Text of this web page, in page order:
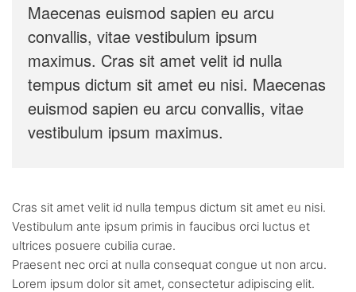
Maecenas euismod sapien eu arcu
convallis, vitae vestibulum ipsum
maximus. Cras sit amet velit id nulla
tempus dictum sit amet eu nisi. Maecenas
euismod sapien eu arcu convallis, vitae
vestibulum ipsum maximus.
Cras sit amet velit id nulla tempus dictum sit amet eu nisi.
Vestibulum ante ipsum primis in faucibus orci luctus et
ultrices posuere cubilia curae.
Praesent nec orci at nulla consequat congue ut non arcu.
Lorem ipsum dolor sit amet, consectetur adipiscing elit.